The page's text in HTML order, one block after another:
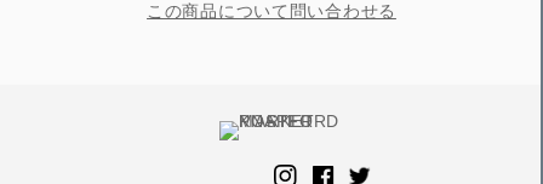
この商品について問い合わせる